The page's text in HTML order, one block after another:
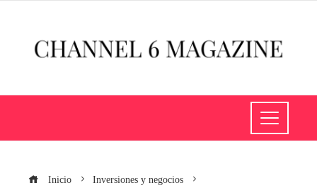
Inicio
Inversiones y negocios